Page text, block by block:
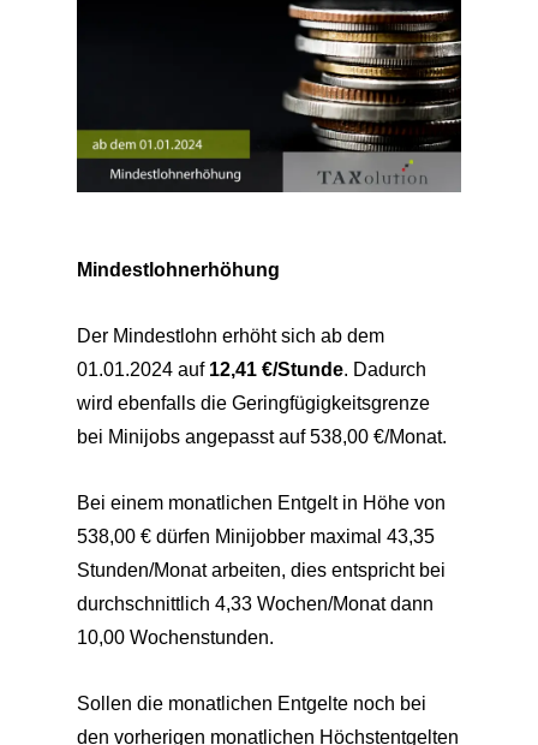
Mindestlohnerhöhung
Der Mindestlohn erhöht sich ab dem
01.01.2024 auf 12,41 €/Stunde. Dadurch
wird ebenfalls die Geringfügigkeitsgrenze
bei Minijobs angepasst auf 538,00 €/Monat.
Bei einem monatlichen Entgelt in Höhe von
538,00 € dürfen Minijobber maximal 43,35
Stunden/Monat arbeiten, dies entspricht bei
durchschnittlich 4,33 Wochen/Monat dann
10,00 Wochenstunden.
Sollen die monatlichen Entgelte noch bei
den vorherigen monatlichen Höchstentgelten